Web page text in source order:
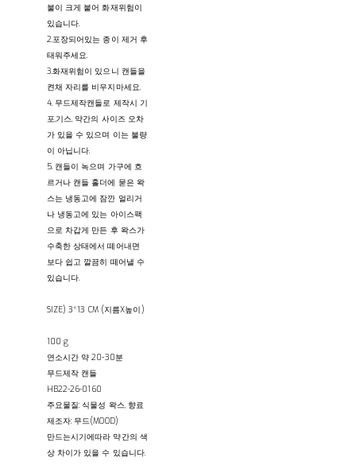
불이 크게 붙어 화재위험이
있습니다.
2.포장되어있는 종이 제거 후
태워주세요.
3.화재위험이 있으니 캔들을
켠채 자리를 비우지마세요.
4. 무드제작캔들로 제작시 기
포,기스, 약간의 사이즈 오차
가 있을 수 있으며 이는 불량
이 아닙니다.
5. 캔들이 녹으며 가구에 흐
르거나 캔들 홀더에 묻은 왁
스는 냉동고에 잠깐 얼리거
나 냉동고에 있는 아이스팩
으로 차갑게 만든 후 왁스가
수축한 상태에서 떼어내면
보다 쉽고 깔끔히 떼어낼 수
있습니다.
SIZE) 3*13 CM (지름X높이)
100 g
연소시간 약 20-30분
무드제작 캔들
HB22-26-0160
주요물질: 식물성 왁스, 향료
제조자: 무드(MOOD)
만드는시기에따라 약간의 색
상 차이가 있을 수 있습니다.